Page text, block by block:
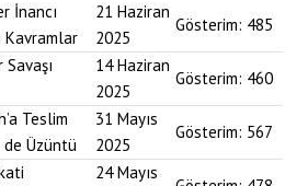
İnancı
Kavramlar
21 Haziran
2025
Gösterim: 485
14 Haziran
2025
Gösterim: 460
Teslim
de Üzüntü
31 Mayıs
2025
Gösterim: 567
24 Mayıs